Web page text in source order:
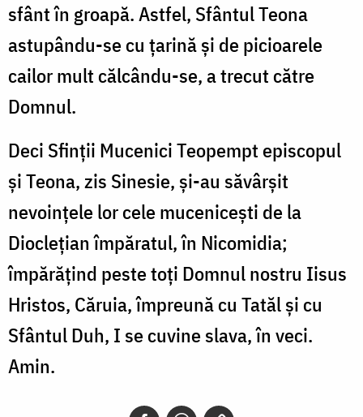
sfânt în groapă. Astfel, Sfântul Teona
astupându-se cu țarină și de picioarele
cailor mult călcându-se, a trecut către
Domnul.
Deci Sfinții Mucenici Teopempt episcopul
și Teona, zis Sinesie, și-au săvârșit
nevoințele lor cele mucenicești de la
Dioclețian împăratul, în Nicomidia;
împărățind peste toți Domnul nostru Iisus
Hristos, Căruia, împreună cu Tatăl și cu
Sfântul Duh, I se cuvine slava, în veci.
Amin.